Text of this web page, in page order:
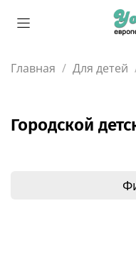
Главная Для детей
Городской